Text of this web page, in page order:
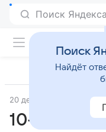
Поиск Яндекса
20 декабря 2021
10-летний
Поиск
Найдёт